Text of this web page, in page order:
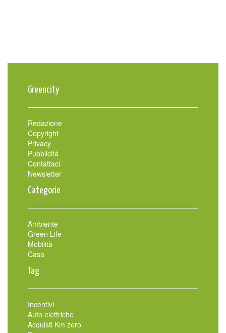
Greencity
Redazione
Copyright
Privacy
Pubblicità
Contattaci
Newsletter
Categorie
Ambiente
Green Life
Mobilità
Casa
Tag
Incentivi
Auto elettriche
Acquisti Km zero